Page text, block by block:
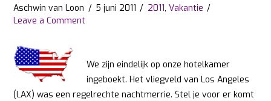
Aschwin van Loon 5 juni 2011 2011, Vakantie
Leave a Comment
We zijn eindelijk op onze hotelkamer
ingeboekt. Het vliegveld van Los Angeles
(LAX) was een regelrechte nachtmerrie. Stel je voor er komt